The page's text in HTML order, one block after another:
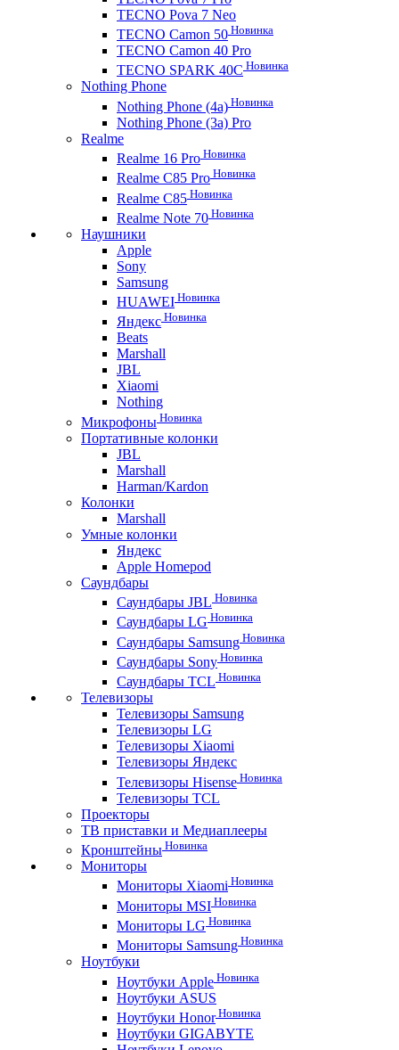
TECNO Pova 7 Neo
TECNO Camon 50 Новинка
TECNO Camon 40 Pro
TECNO SPARK 40C Новинка
Nothing Phone
Nothing Phone (4a) Новинка
Nothing Phone (3a) Pro
Realme
Realme 16 Pro Новинка
Realme C85 Pro Новинка
Realme C85 Новинка
Realme Note 70 Новинка
Наушники
Apple
Sony
Samsung
HUAWEI Новинка
Яндекс Новинка
Beats
Marshall
JBL
Xiaomi
Nothing
Микрофоны Новинка
Портативные колонки
JBL
Marshall
Harman/Kardon
Колонки
Marshall
Умные колонки
Яндекс
Apple Homepod
Саундбары
Саундбары JBL Новинка
Саундбары LG Новинка
Саундбары Samsung Новинка
Саундбары Sony Новинка
Саундбары TCL Новинка
Телевизоры
Телевизоры Samsung
Телевизоры LG
Телевизоры Xiaomi
Телевизоры Яндекс
Телевизоры Hisense Новинка
Телевизоры TCL
Проекторы
ТВ приставки и Медиаплееры
Кронштейны Новинка
Мониторы
Мониторы Xiaomi Новинка
Мониторы MSI Новинка
Мониторы LG Новинка
Мониторы Samsung Новинка
Ноутбуки
Ноутбуки Apple Новинка
Ноутбуки ASUS
Ноутбуки HonorНовинка
Ноутбуки GIGABYTE